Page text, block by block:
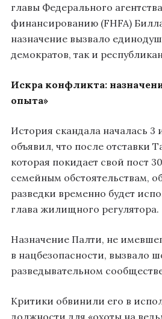
главы Федерального
финансированию (FHFA)
назначение вызвало
демократов, так и
Искра конфликта:
опыта»
История скандала началась
объявил, что после отставки
которая покидает свой пост
семейным обстоятельствам,
разведки временно будет
глава жилищного регулятора.
Назначение Палти, не
в нацбезопасности, вызвало
разведывательном
Критики обвинили его в
должности для «охоты на